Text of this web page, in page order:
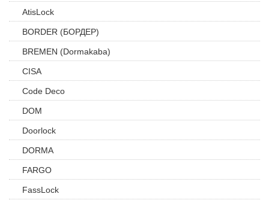
AtisLock
BORDER (БОРДЕР)
BREMEN (Dormakaba)
CISA
Code Deco
DOM
Doorlock
DORMA
FARGO
FassLock